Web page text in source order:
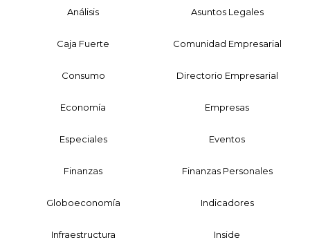
Análisis Asuntos Legales
Caja Fuerte Comunidad Empresarial
Consumo Directorio Empresarial
Economía Empresas
Especiales Eventos
Finanzas Finanzas Personales
Globoeconomía Indicadores
Infraestructura Inside